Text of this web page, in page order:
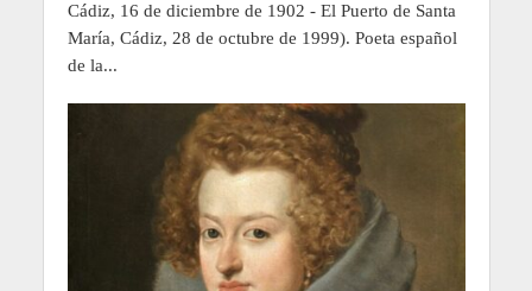
Cádiz, 16 de diciembre de 1902 - El Puerto de Santa
María, Cádiz, 28 de octubre de 1999). Poeta español
de la...